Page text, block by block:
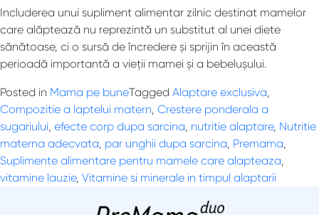
Includerea unui supliment alimentar zilnic destinat mamelor
care alăptează nu reprezintă un substitut al unei diete
sănătoase, ci o sursă de încredere și sprijin în această
perioadă importantă a vieții mamei și a bebelușului.
Posted in Mama pe buneTagged Alaptare exclusiva,
Compozitie a laptelui matern, Crestere ponderala a
sugariului, efecte corp dupa sarcina, nutritie alaptare, Nutritie
materna adecvata, par unghii dupa sarcina, Premama,
Suplimente alimentare pentru mamele care alapteaza,
vitamine lauzie, Vitamine si minerale in timpul alaptarii